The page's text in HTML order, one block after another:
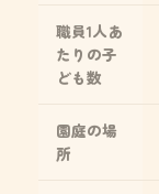
職員1人あ
たりの子
ども数
園庭の場
所